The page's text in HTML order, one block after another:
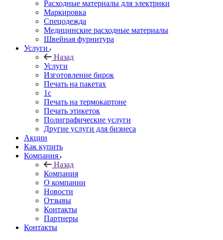
Расходные материалы для электрики
Маркировка
Спецодежда
Медицинские расходные материалы
Швейная фурнитура
Услуги
Назад
Услуги
Изготовление бирок
Печать на пакетах
1c
Печать на термокартоне
Печать этикеток
Полиграфические услуги
Другие услуги для бизнеса
Акции
Как купить
Компания
Назад
Компания
О компании
Новости
Отзывы
Контакты
Партнеры
Контакты